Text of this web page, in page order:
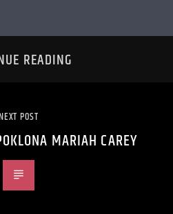
READING
POST
MARIAH CAREY